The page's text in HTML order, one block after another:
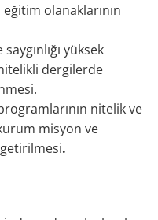
olanaklarının
yüksek
dergilerde
nitelik ve
misyon ve
.